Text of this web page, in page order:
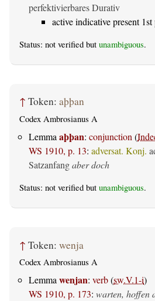
perfektivierbares Durativ
active indicative present
Status: not verified but unambiguous.
↑ Token: aþþan
Codex Ambrosianus A
Lemma aþþan: conjunction (
WS 1910, p. 13: adversat. Konj.
Satzanfangaber doch
Status: not verified but unambiguous.
↑ Token: wenja
Codex Ambrosianus A
Lemmawenjan: verb(sw.V.1-i)
WS 1910, p. 173: warten, hoffen